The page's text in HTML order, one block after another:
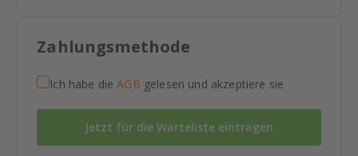
Zahlungsmethode
Ich habe dieAGB gelesen und akzeptiere sie
Jetzt für die Warteliste eintragen